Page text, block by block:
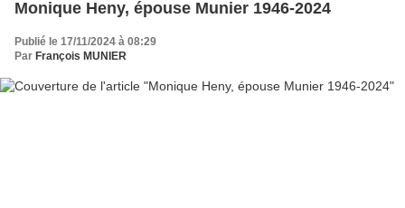
Monique Heny, épouse Munier 1946-2024
Publié le 17/11/2024 à 08:29
Par François MUNIER